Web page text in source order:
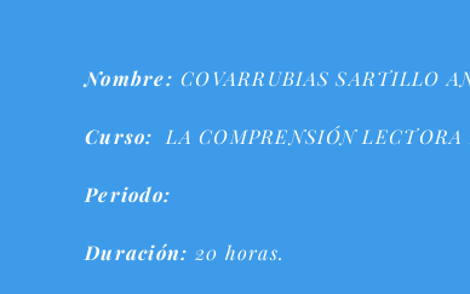
Nombre:
Curso: LA COMPRENSIÓN
Periodo:
Duración: 20 horas.
COVARRUBIAS SARTILLO